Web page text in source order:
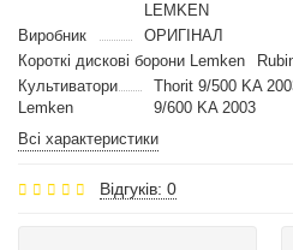
LEMKEN
Виробник
ОРИГІНАЛ
Короткі дискові борони Lemken
Культиватори
Lemken
Thorit 9/500 KA
9/600 KA 2003
Всі характеристики
Відгуків: 0